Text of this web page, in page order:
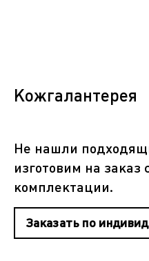
Кожгалантерея
Не нашли
изготовим на
комплектации.
Заказать по